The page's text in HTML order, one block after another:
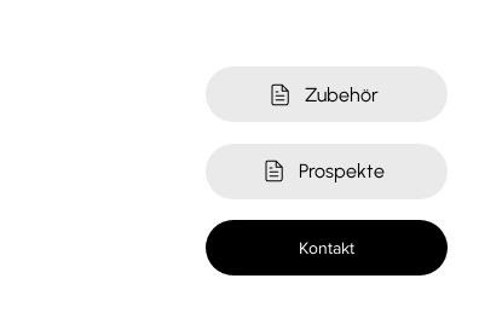
Prospekte
Zubehör
Kontakt